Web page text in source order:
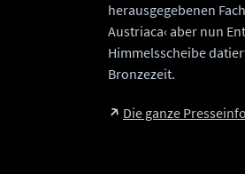
herausgegebenen
Austriaca‹ aber nun
Himmelsscheibe
Bronzezeit.
Die ganze